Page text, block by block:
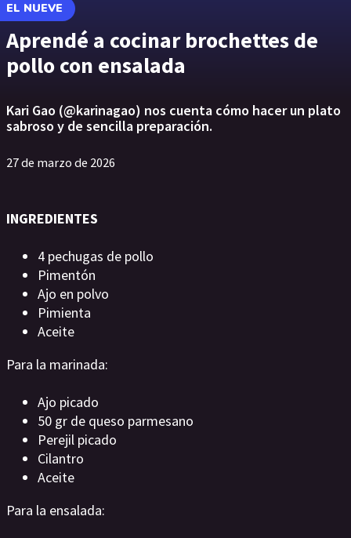
EL NUEVE
Aprendé a cocinar brochettes de
pollo con ensalada
Kari Gao (@karinagao) nos cuenta cómo hacer un plato
sabroso y de sencilla preparación.
27 de marzo de 2026
INGREDIENTES
4 pechugas de pollo
Pimentón
Ajo en polvo
Pimienta
Aceite
Para la marinada:
Ajo picado
50 gr de queso parmesano
Perejil picado
Cilantro
Aceite
Para la ensalada: